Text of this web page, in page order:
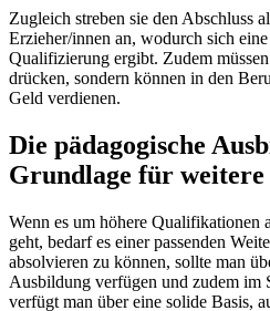
Zugleich streben sie den Abschluss
Erzieher/innen an, wodurch sich
Qualifizierung ergibt. Zudem
drücken, sondern können in den
Geld verdienen.
Die pädagogische
Grundlage für
Wenn es um höhere Qualifikationen
geht, bedarf es einer passenden
absolvieren zu können, sollte man
Ausbildung verfügen und zudem im
verfügt man über eine solide Basis,